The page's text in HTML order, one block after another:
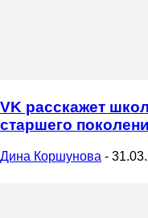
VK расскажет
старшего
Дина Коршунова -